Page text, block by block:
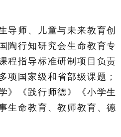
导师、儿童与未来教育创
陶行知研究会生命教育专
程指导标准研制项目负责
项国家级和省部级课题；
》《践行师德》《小学生
生命教育、教师教育、德